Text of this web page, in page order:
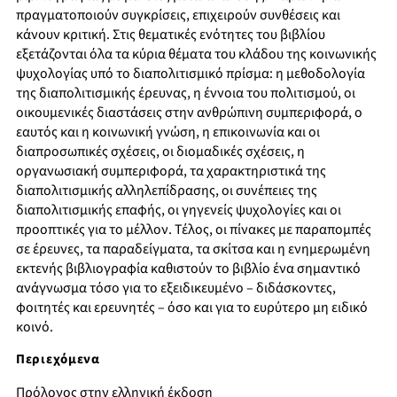
πραγματοποιούν συγκρίσεις, επιχειρούν συνθέσεις και
κάνουν κριτική. Στις θεματικές ενότητες του βιβλίου
εξετάζονται όλα τα κύρια θέματα του κλάδου της κοινωνικής
ψυχολογίας υπό το διαπολιτισμικό πρίσμα: η μεθοδολογία
της διαπολιτισμικής έρευνας, η έννοια του πολιτισμού, οι
οικουμενικές διαστάσεις στην ανθρώπινη συμπεριφορά, ο
εαυτός και η κοινωνική γνώση, η επικοινωνία και οι
διαπροσωπικές σχέσεις, οι διομαδικές σχέσεις, η
οργανωσιακή συμπεριφορά, τα χαρακτηριστικά της
διαπολιτισμικής αλληλεπίδρασης, οι συνέπειες της
διαπολιτισμικής επαφής, οι γηγενείς ψυχολογίες και οι
προοπτικές για το μέλλον. Τέλος, οι πίνακες με παραπομπές
σε έρευνες, τα παραδείγματα, τα σκίτσα και η ενημερωμένη
εκτενής βιβλιογραφία καθιστούν το βιβλίο ένα σημαντικό
ανάγνωσμα τόσο για το εξειδικευμένο – διδάσκοντες,
φοιτητές και ερευνητές – όσο και για το ευρύτερο μη ειδικό
κοινό.
Περιεχόμενα
Πρόλογος στην ελληνική έκδοση